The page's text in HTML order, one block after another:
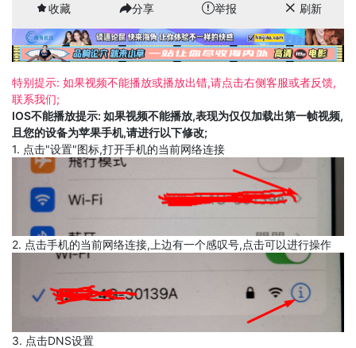
收藏 分享 举报 刷新
特别提示: 如果视频不能播放或播放出错,请点击右侧客服或者反馈,
联系我们;
IOS不能播放提示: 如果视频不能播放,表现为仅仅加载出第一帧视频,
且您的设备为苹果手机,请进行以下修改;
1. 点击"设置"图标,打开手机的当前网络连接
2. 点击手机的当前网络连接,上边有一个感叹号,点击可以进行操作
3. 点击DNS设置